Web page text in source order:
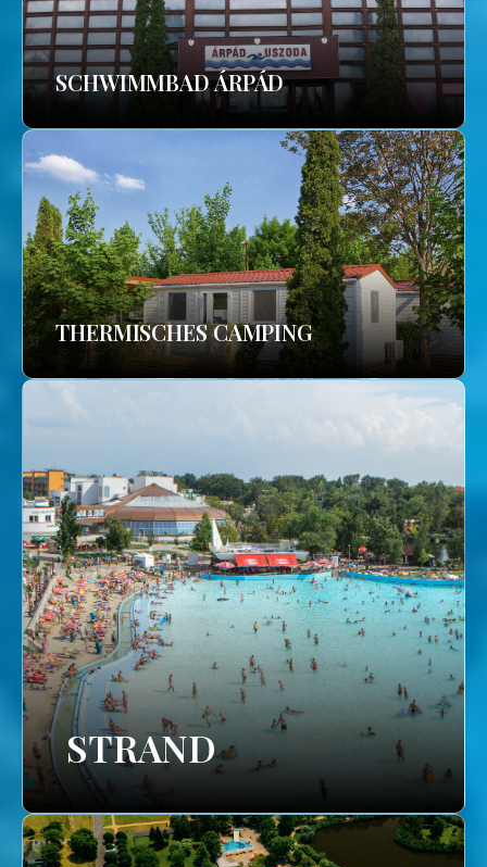
SCHWIMMBAD ÁRPÁD
THERMISCHES CAMPING
STRAND